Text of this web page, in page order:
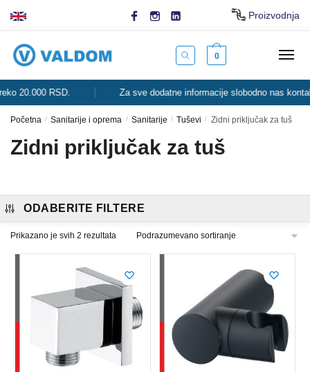
Proizvodnja
0
20.000 RSD. Za sve dodatne informacije slobodno nas
Početna / Sanitarije i oprema / Sanitarije / Tuševi / Zidni priključak za tuš
Zidni priključak za tuš
ODABERITE FILTERE
Prikazano je svih 2 rezultata